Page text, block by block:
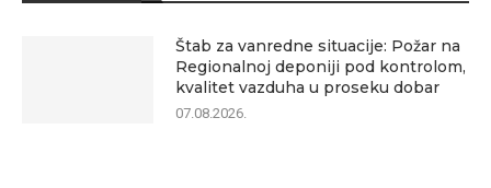
Štab za vanredne situacije: Požar na
Regionalnoj deponiji pod kontrolom,
kvalitet vazduha u proseku dobar
07.08.2026.